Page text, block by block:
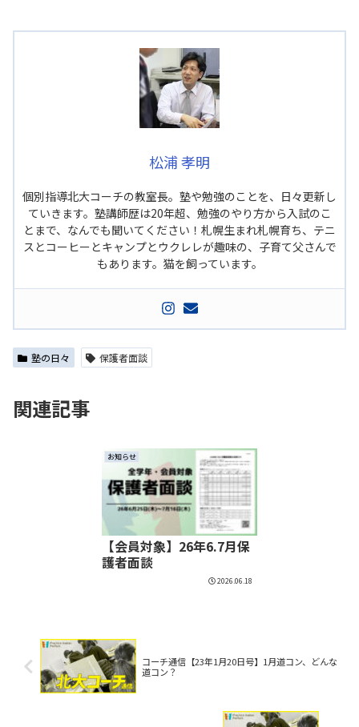
松浦 孝明
個別指導北大コーチの教室長。塾や勉強のことを、日々更新し
ていきます。塾講師歴は20年超、勉強のやり方から入試のこ
とまで、なんでも聞いてください！札幌生まれ札幌育ち、テニ
スとコーヒーとキャンプとウクレレが趣味の、子育て父さんで
もあります。猫を飼っています。
塾の日々 保護者面談
関連記事
お知らせ
【会員対象】26年6.7月保
護者面談
2026.06.18
コーチ通信【23年1月20日号】1月道コン、どんな
道コン？